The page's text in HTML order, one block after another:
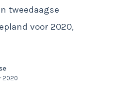
tweedaagse
voor 2020,
2020